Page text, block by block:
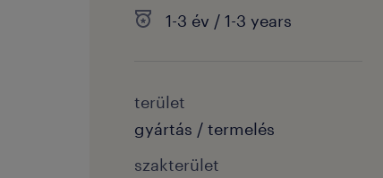
1-3 év / 1-3 years
terület
gyártás / termelés
szakterület